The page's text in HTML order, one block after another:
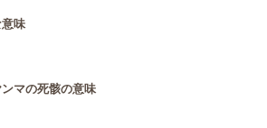
味
マの死骸の意味